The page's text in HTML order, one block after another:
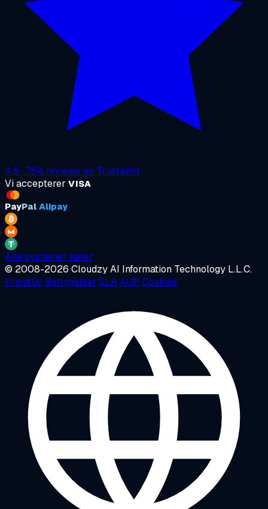
4.6 · 764 reviews on Trustpilot
Vi accepterer VISA
PayPal Alipay
Alle systemer kører
© 2008-2026 Cloudzy AI Information Technology L.L.C.
Privatliv Betingelser SLAAUP Cookies